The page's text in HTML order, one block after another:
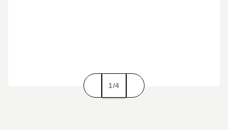
1/4